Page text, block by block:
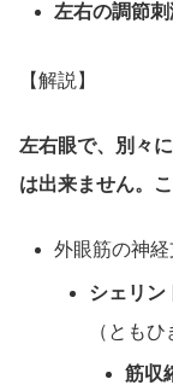
左右の調節
【解説】
左右眼で、別々
は出来ません。
外眼筋の神
シェリン
（ともひ
筋収